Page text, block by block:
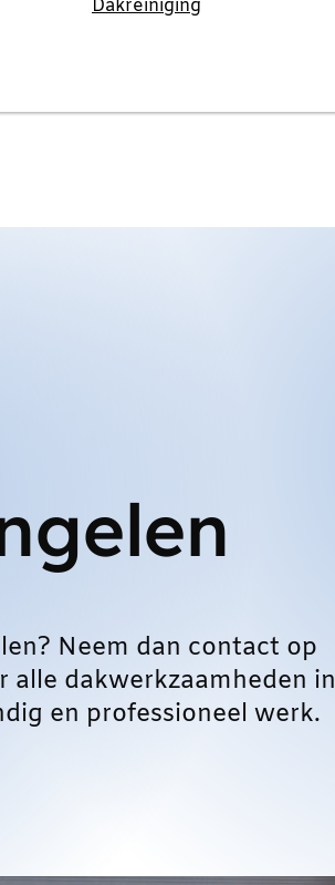
Dakreiniging
Neem dan contact op
alle dakwerkzaamheden in
en professioneel werk.